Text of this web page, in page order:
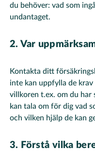
du behöver: vad som
undantaget.
2. Var
Kontakta ditt
inte kan uppfylla de
villkoren t.ex. om du har
kan tala om för dig vad
och vilken hjälp de kan
3. Förstå vilka